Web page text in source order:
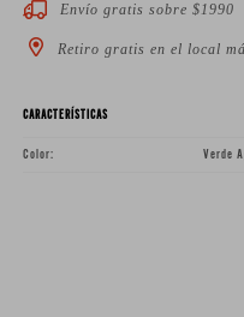
Envío gratis sobre $1990
Retiro gratis en el local
CARACTERÍSTICAS
Color Verde